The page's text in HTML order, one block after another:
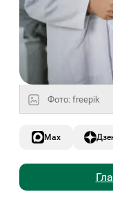
Фото: freepik
Max